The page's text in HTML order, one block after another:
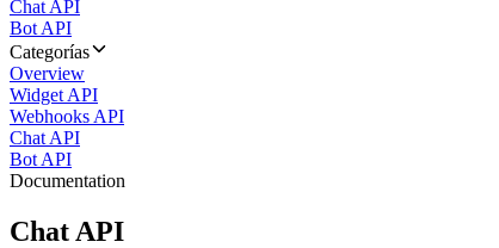
Chat API
Bot API
Categorías
Overview
Widget API
Webhooks API
Chat API
Bot API
Documentation
Chat API